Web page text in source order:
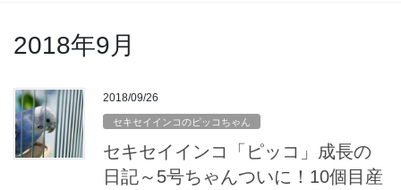
2018年9月
2018/09/26
セキセイインコのピッコちゃん
セキセイインコ「ピッコ」成長の
日記～5号ちゃんついに！10個目産